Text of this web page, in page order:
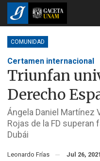
COMUNIDAD
Certamen internacional
Triunfan
Derecho
Ángela Daniel Martínez
Rojas de la FD superan
Dubái
Leonardo Frías Jul 26, 2021